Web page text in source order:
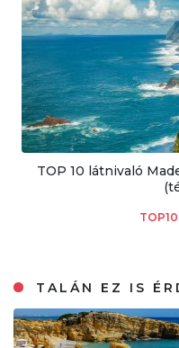
TOP 10 látnivaló
TOP10
TALÁN EZ IS